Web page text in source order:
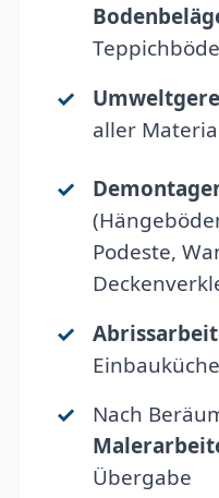
aller
Podeste,
Nach
Übergabe